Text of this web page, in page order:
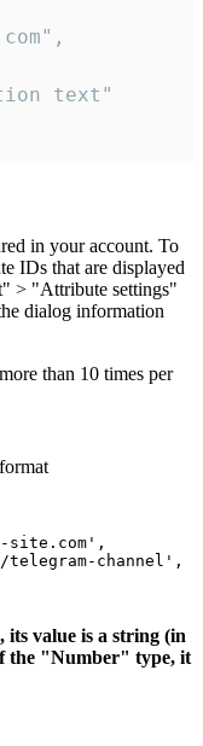
text"
in your account. To
IDs that are displayed
> "Attribute settings"
dialog information
than 10 times per
site.com',
telegram-channel',
value is a string (in
the "Number" type, it